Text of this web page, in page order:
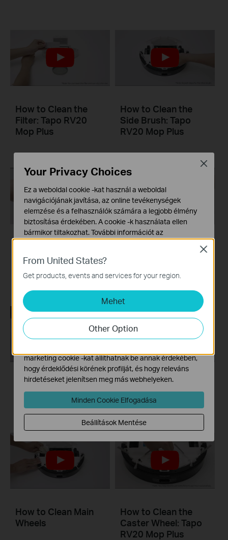
How to Clean the
Filter: Tapo RV20
Mop Plus
How to Clean the
Side Brush: Tapo
RV20 Mop Plus
Main Brush: Tapo
How to Clean LiDAR
and Sensors
How to Clean
Charging Contacts
How to Clean Main
Wheels
How to Clean the
Caster Wheel: Tapo
RV20 Mop Plus
From United States?
Get products, events and services for your region.
Mehet
Other Option
Close
Your Privacy Choices
Ez a weboldal cookie -kat használ a weboldal
navigációjának javítása, az online tevékenységek
elemzése és a felhasználók számára a legjobb élmény
biztosítása érdekében. A cookie -k használata ellen
bármikor tiltakozhat. További információt az
Alap Cookie-k
Ezek a cookie -k a webhely működéséhez szükségesek,
és nem tilthatók le a rendszereiben.
Marketing és Elemző Cookie-k
Az elemző cookie -k lehetővé teszik számunkra, hogy
elemezzük weboldalunkon végzett tevékenységeit, hogy
javítsuk és módosítsuk webhelyünk működését.
marketing cookie -kat állíthatnak be annak érdekében,
hogy érdeklődési körének profilját, és hogy releváns
hirdetéseket jelenítsen meg más webhelyeken.
Minden Cookie Elfogadása
Beállítások Mentése
Close